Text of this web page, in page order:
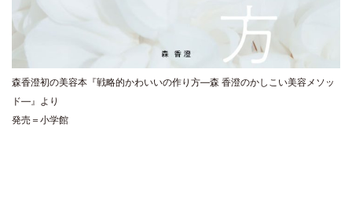
森香澄初の美容本『戦略的かわいいの作り方―森 香澄のかしこい美容メソッ
ド―』より
発売＝小学館